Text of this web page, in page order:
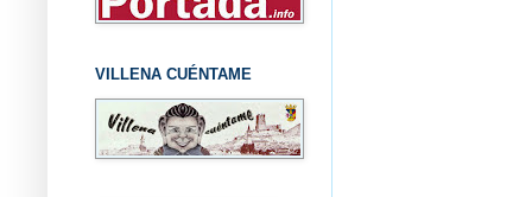
VILLENA CUÉNTAME